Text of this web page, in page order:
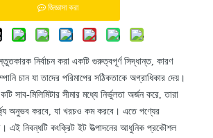
জিজ্ঞাসা করা
নির্বাচন করা একটি গুরুত্বপূর্ণ সিদ্ধান্ত, কারণ
চান যা তাদের পরিমাপের সঠিকতাকে অগ্রাধিকার দেয়।
সাব-মিলিমিটার সীমার মধ্যে নির্ভুলতা অর্জন করে, তারা
অনুভব করবে, যা খরচও কম করবে। এতে পণ্যের
এই নিবন্ধটি কংক্রিট ইট উত্পাদনের আধুনিক প্রকৌশল